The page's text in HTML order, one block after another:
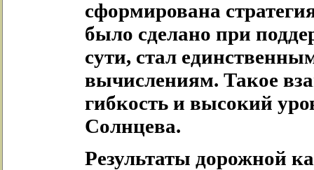
сформирована
было сделано при
сути, стал
вычислениям. Такое
гибкость и высокий
Солнцева.
Результаты дорожной